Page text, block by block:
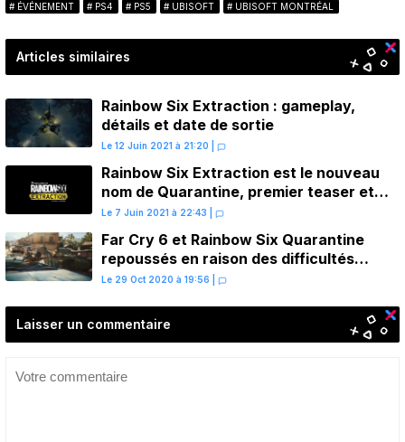
ÉVÉNEMENT PS4 PS5 UBISOFT UBISOFT MONTRÉAL
Articles similaires
Rainbow Six Extraction : gameplay,
détails et date de sortie
Le 12 Juin 2021 à 21:20
Rainbow Six Extraction est le nouveau
nom de Quarantine, premier teaser et
détails révélés
Le 7 Juin 2021 à 22:43
Far Cry 6 et Rainbow Six Quarantine
repoussés en raison des difficultés
actuelles
Le 29 Oct 2020 à 19:56
Laisser un commentaire